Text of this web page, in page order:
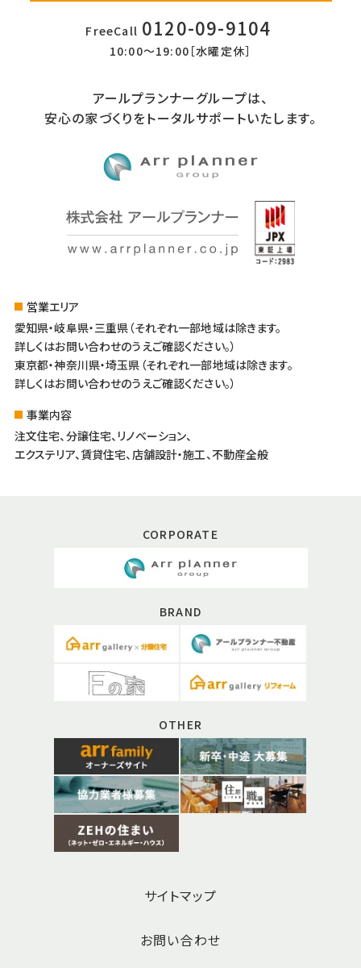
FreeCall 0120-09-9104
10:00〜19:00［水曜定休］
アールプランナーグループは、
安心の家づくりをトータルサポートいたします。
営業エリア
愛知県・岐阜県・三重県（それぞれ一部地域は除きます。
詳しくはお問い合わせのうえご確認ください。）
東京都・神奈川県・埼玉県（それぞれ一部地域は除きます。
詳しくはお問い合わせのうえご確認ください。）
事業内容
注文住宅、分譲住宅、リノベーション、
エクステリア、賃貸住宅、店舗設計・施工、不動産全般
CORPORATE
BRAND
OTHER
サイトマップ
お問い合わせ